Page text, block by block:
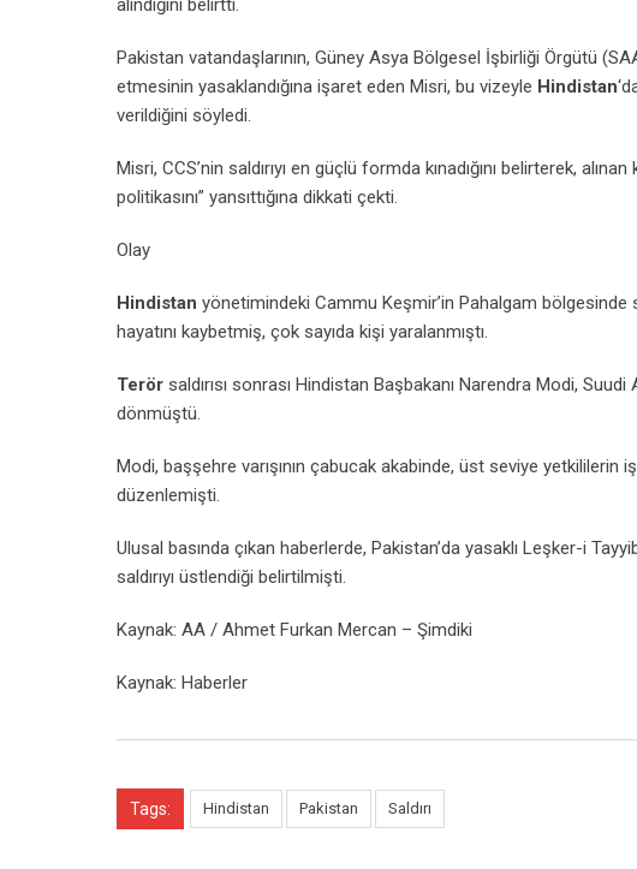
alındığını belirtti.
Pakistan vatandaşlarının, Güney Asya Bölgesel İşbirliği Örgütü
etmesinin yasaklandığına işaret eden Misri, bu vizeyle Hindistan
verildiğini söyledi.
Misri, CCS’nin saldırıyı en güçlü formda kınadığını belirterek,
politikasını” yansıttığına dikkati çekti.
Olay
Hindistan yönetimindeki Cammu Keşmir’in Pahalgam bölgesinde
hayatını kaybetmiş, çok sayıda kişi yaralanmıştı.
Terör saldırısı sonrası Hindistan Başbakanı Narendra Modi,
dönmüştü.
Modi, başşehre varışının çabucak akabinde, üst seviye yetkililerin
düzenlemişti.
Ulusal basında çıkan haberlerde, Pakistan’da yasaklı Leşker-i
saldırıyı üstlendiği belirtilmişti.
Kaynak: AA / Ahmet Furkan Mercan – Şimdiki
Kaynak: Haberler
Tags: Hindistan Pakistan Saldırı